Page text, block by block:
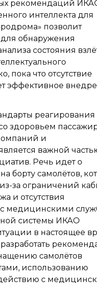
рекомендаций
интеллекта для
позволит
обнаружения
состояния
пока что отсутствие
эффективное
реагирования
здоровьем
и
важной
Речь идет о
борту самолётов,
за ограничений
и отсутствия
с медицинскими
системы ИКАО
в настоящее
разработать
самолётов
использованию
с